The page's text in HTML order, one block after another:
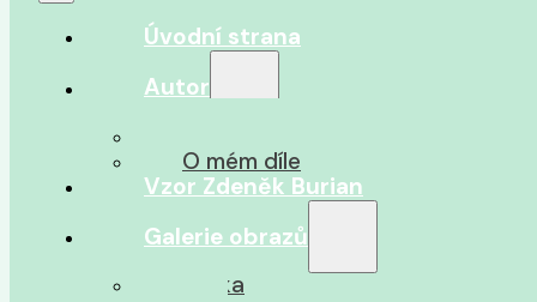
Úvodní strana
Autor
O mém díle
Vzor Zdeněk Burian
Galerie obrazů
Afrika